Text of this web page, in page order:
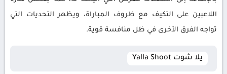
اللاعبين على التكيف مع ظروف المباراة، ويظهر التحديات التي
تواجه الفرق الأخرى في ظل منافسة قوية.
يلا شوت Yalla Shoot